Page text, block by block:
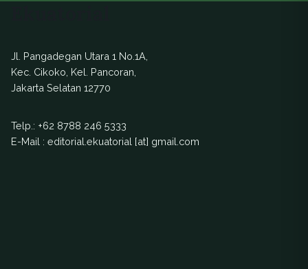
Jl. Pangadegan Utara 1 No.1A,
Kec. Cikoko, Kel. Pancoran,
Jakarta Selatan 12770
Telp.: +62 8788 246 5333
E-Mail : editorial.ekuatorial [at] gmail.com